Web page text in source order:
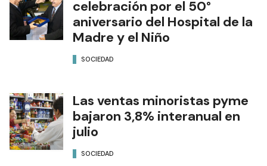
celebración por el 50°
aniversario del Hospital de la
Madre y el Niño
SOCIEDAD
Las ventas minoristas pyme
bajaron 3,8% interanual en
julio
SOCIEDAD